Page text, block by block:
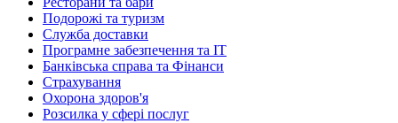
Подорожі та туризм
Служба доставки
Програмне забезпечення та IT
Банківська справа та Фінанси
Страхування
Охорона здоров'я
Розсилка у сфері послуг